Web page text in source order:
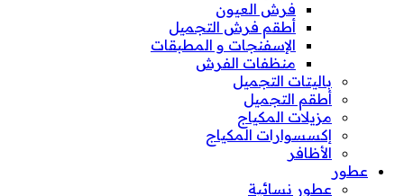
فرش العيون
أطقم فرش التجميل
الإسفنجات و المطبقات
منظفات الفرش
باليتات التجميل
أطقم التجميل
مزيلات المكياج
إكسسوارات المكياج
الأظافر
عطور
عطور نسائية